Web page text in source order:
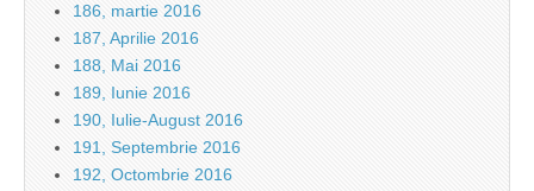
186, martie 2016
187, Aprilie 2016
188, Mai 2016
189, Iunie 2016
190, Iulie-August 2016
191, Septembrie 2016
192, Octombrie 2016